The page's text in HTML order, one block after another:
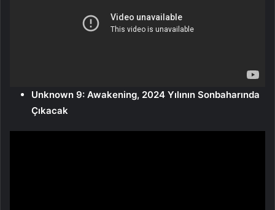
Unknown 9: Awakening, 2024 Yılının Sonbaharında
Çıkacak